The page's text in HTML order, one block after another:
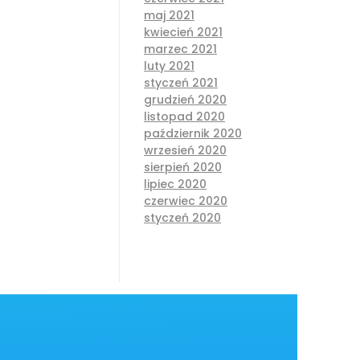
maj 2021
kwiecień 2021
marzec 2021
luty 2021
styczeń 2021
grudzień 2020
listopad 2020
październik 2020
wrzesień 2020
sierpień 2020
lipiec 2020
czerwiec 2020
styczeń 2020